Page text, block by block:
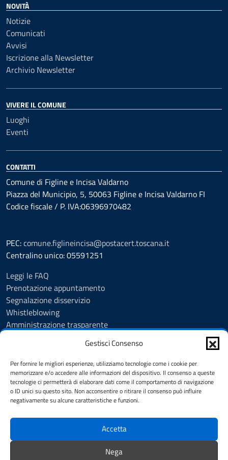
Gestisci Consenso
Per fornire le migliori esperienze, utilizziamo tecnologie come i cookie per
memorizzare e/o accedere alle informazioni del dispositivo. Il consenso a queste
tecnologie ci permetterà di elaborare dati come il comportamento di navigazione
o ID unici su questo sito. Non acconsentire o ritirare il consenso può influire
negativamente su alcune caratteristiche e funzioni.
Accetta
Nega
NOVITÀ
Notizie
Comunicati
Avvisi
Iscrizione alla Newsletter
Archivio Newsletter
VIVERE IL COMUNE
Luoghi
Eventi
CONTATTI
Comune di Figline e Incisa Valdarno
Piazza del Municipio, 5, 50063 Figline e Incisa Valdarno FI
Codice fiscale / P. IVA:06396970482
PEC:comune.figlineincisa@postacert.toscana.it
Centralino unico: 05591251
Leggi le FAQ
Prenotazione appuntamento
Segnalazione disservizio
Whistleblowing
Amministrazione trasparente
Albo Pretorio
Cookie Policy
Informativa privacy
Dichiarazione di accessibilità
SEGUICI SU